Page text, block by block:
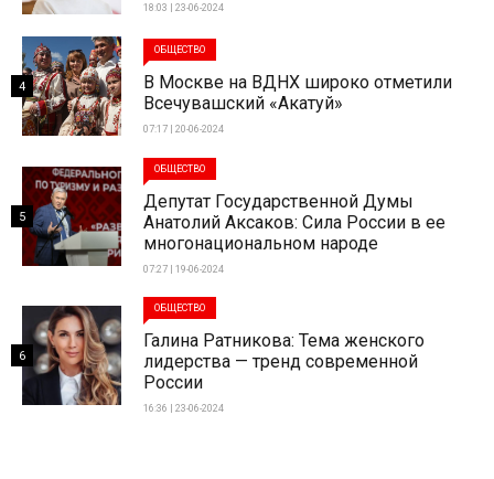
18:03 | 23-06-2024
ОБЩЕСТВО
В Москве на ВДНХ широко отметили
Всечувашский «Акатуй»
07:17 | 20-06-2024
4
ОБЩЕСТВО
Депутат Государственной Думы
Анатолий Аксаков: Сила России в ее
многонациональном народе
07:27 | 19-06-2024
5
ОБЩЕСТВО
Галина Ратникова: Тема женского
лидерства — тренд современной
России
16:36 | 23-06-2024
6